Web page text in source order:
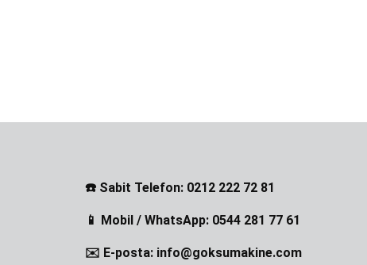
☎️ Sabit Telefon: 0212 222 72 81
📱 Mobil / WhatsApp: 0544 281 77 61
✉️ E-posta: info@goksumakine.com